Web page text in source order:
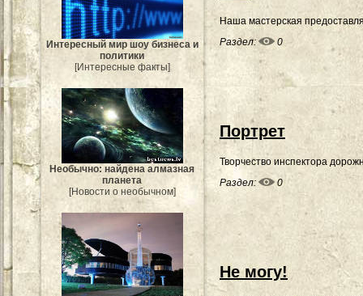
Интересный мир шоу бизнеса и
политики
[Интересные факты]
Необычно: найдена алмазная
планета
[Новости о необычном]
Наша мастерская
Раздел:
0
Портрет
Творчество инспектора
Раздел:
0
Не могу!